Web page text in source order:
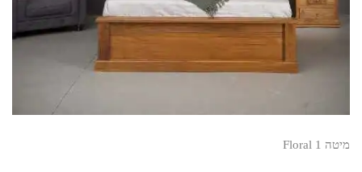
מיטה Floral 1